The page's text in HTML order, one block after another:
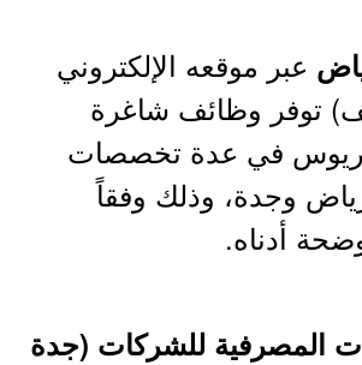
عبر موقعه الإلكتروني
توفر وظائف شاغرة
في عدة تخصصات
وجدة، وذلك وفقاً
أدناه.
المصرفية للشركات (جدة